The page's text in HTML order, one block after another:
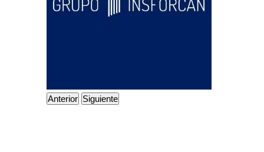
Anterior Siguiente